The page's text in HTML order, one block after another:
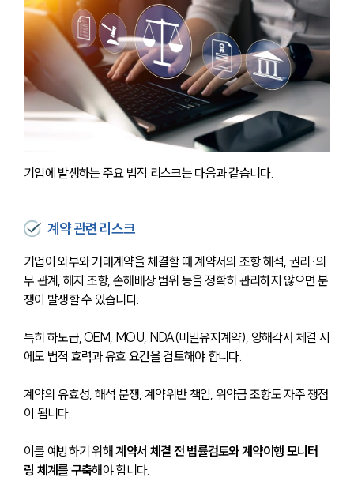
기업에 발생하는 주요 법적 리스크는 다음과 같습니다.
계약 관련 리스크
기업이 외부와 거래계약을 체결할 때 계약서의 조항 해석, 권리·의
무 관계, 해지 조항, 손해배상 범위 등을 정확히 관리하지 않으면 분
쟁이 발생할 수 있습니다.
특히 하도급, OEM, MOU, NDA(비밀유지계약), 양해각서 체결 시
에도 법적 효력과 유효 요건을 검토해야 합니다.
계약의 유효성, 해석 분쟁, 계약위반 책임, 위약금 조항도 자주 쟁점
이 됩니다.
이를 예방하기 위해 계약서 체결 전 법률검토와 계약이행 모니터
링 체계를 구축해야 합니다.